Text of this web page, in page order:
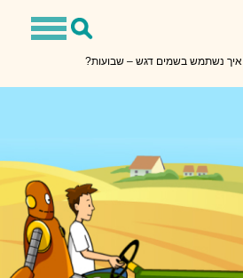
Toggle
Toggle
איך נשתמש בשמים דגש – שבועות?